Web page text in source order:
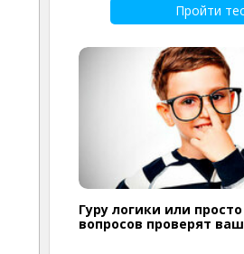
Пройти
Гуру логики или
вопросов проверят